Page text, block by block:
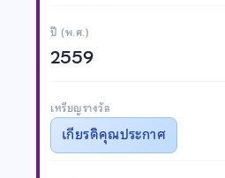
ปี (พ.ศ.)
2559
เหรียญรางวัล
เกียรติคุณประกาศ